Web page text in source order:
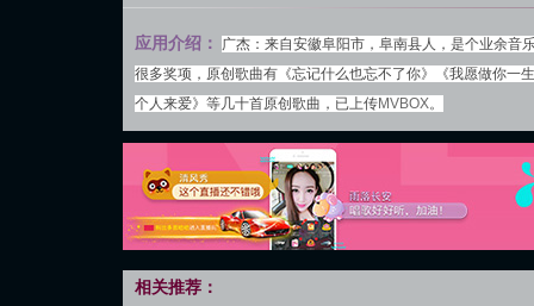
应用介绍：
广杰：来自安徽阜阳市，阜南县人，是个业余音
很多奖项，原创歌曲有《忘记什么也忘不了你》《我愿做你一
个人来爱》等几十首原创歌曲，已上传MVBOX。
相关推荐：